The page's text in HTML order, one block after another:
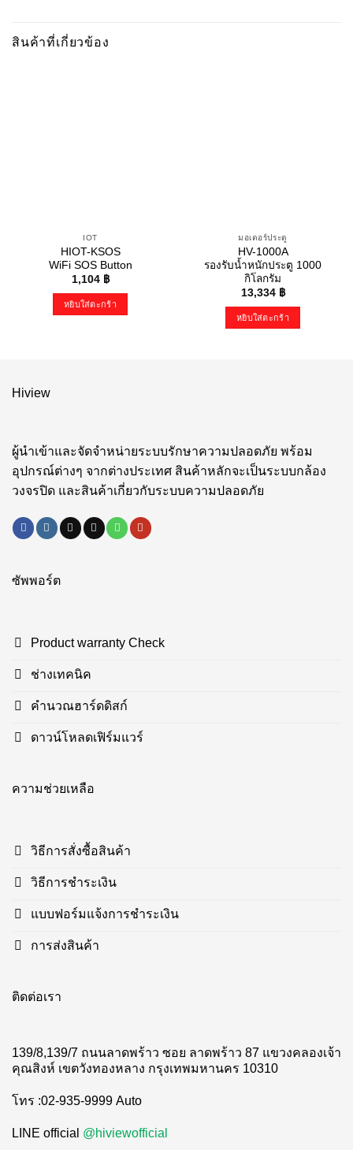
สินค้าที่เกี่ยวข้อง
IOT
HIOT-KSOS
WiFi SOS Button
1,104 ฿
หยิบใส่ตะกร้า
มอเตอร์ประตู
HV-1000A
รองรับน้ำหนักประตู 1000
กิโลกรัม
13,334 ฿
หยิบใส่ตะกร้า
Hiview
ผู้นำเข้าและจัดจำหน่ายระบบรักษาความปลอดภัย พร้อม
อุปกรณ์ต่างๆ จากต่างประเทศ สินค้าหลักจะเป็นระบบกล้อง
วงจรปิด และสินค้าเกี่ยวกับระบบความปลอดภัย
ซัพพอร์ต
Product warranty Check
ช่างเทคนิค
คำนวณฮาร์ดดิสก์
ดาวน์โหลดเฟิร์มแวร์
ความช่วยเหลือ
วิธีการสั่งซื้อสินค้า
วิธีการชำระเงิน
แบบฟอร์มแจ้งการชำระเงิน
การส่งสินค้า
ติดต่อเรา
139/8,139/7 ถนนลาดพร้าว ซอย ลาดพร้าว 87 แขวงคลองเจ้า
คุณสิงห์ เขตวังทองหลาง กรุงเทพมหานคร 10310
โทร :02-935-9999 Auto
LINE official @hiviewofficial